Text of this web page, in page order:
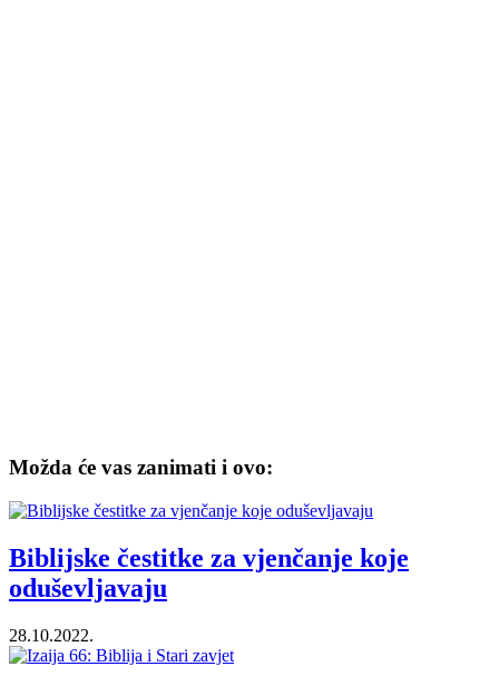
Možda će vas zanimati i ovo:
Biblijske čestitke za vjenčanje koje
oduševljavaju
28.10.2022.